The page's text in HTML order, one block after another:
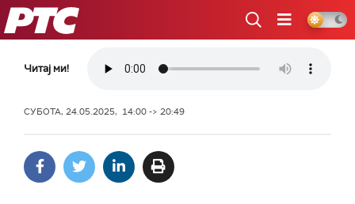
РТС
Читај ми!
СУБОТА, 24.05.2025, 14:00 -> 20:49